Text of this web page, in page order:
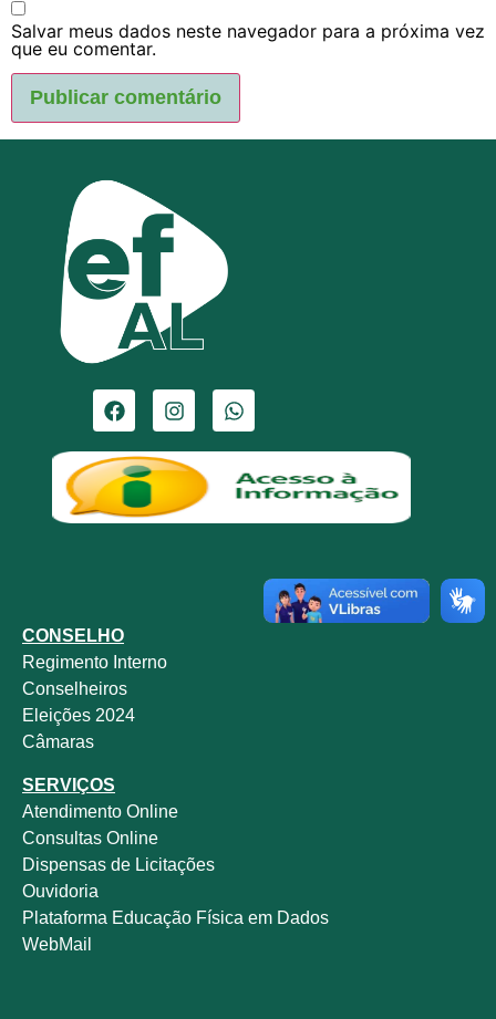
Salvar meus dados neste navegador para a próxima vez
que eu comentar.
CONSELHO
Regimento Interno
Conselheiros
Eleições 2024
Câmaras
SERVIÇOS
Atendimento Online
Consultas Online
Dispensas de Licitações
Ouvidoria
Plataforma Educação Física em Dados
WebMail